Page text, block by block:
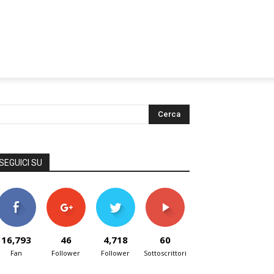
SU
16,793
Fan
46
Follower
4,718
Follower
60
Sottoscrittori